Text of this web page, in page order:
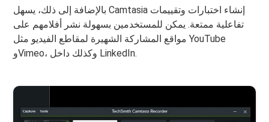
بالإضافة إلى ذلك، يسهل Camtasia إنشاء اختبارات وتقييمات
تفاعلية ممتعة. يمكن للمستخدمين بسهولة نشر أفلامهم على
مواقع المشاركة الشهيرة لمقاطع الفيديو مثل YouTube
وVimeo، وكذلك داخل LinkedIn.